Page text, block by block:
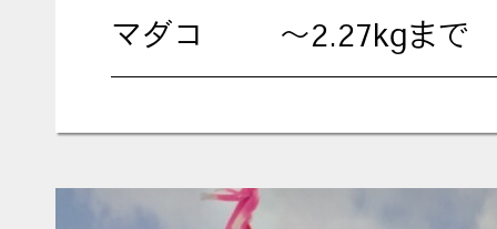
マダコ ～2.27kgまで